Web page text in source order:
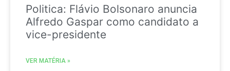
Politica: Flávio Bolsonaro anuncia
Alfredo Gaspar como candidato a
vice-presidente
VER MATÉRIA »